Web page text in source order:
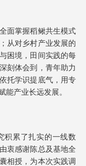
面掌握稻鳅共生模式
从对乡村产业发展的
困境，田间实践的每
刻体会到，青年助力
托学识提底气，用专
能产业长远发展。
积累了扎实的一线数
衷感谢陈总及基地全
相授，为本次实践调